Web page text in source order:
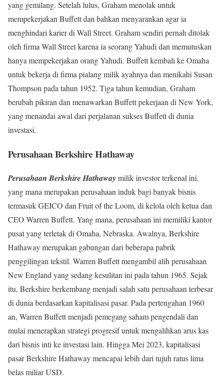
yang gemilang. Setelah lulus, Graham menolak untuk
mempekerjakan Buffett dan bahkan menyarankan agar ia
menghindari karier di Wall Street. Graham sendiri pernah ditolak
oleh firma Wall Street karena ia seorang Yahudi dan memutuskan
hanya mempekerjakan orang Yahudi. Buffett kembali ke Omaha
untuk bekerja di firma pialang milik ayahnya dan menikahi Susan
Thompson pada tahun 1952. Tiga tahun kemudian, Graham
berubah pikiran dan menawarkan Buffett pekerjaan di New York,
yang menandai awal dari perjalanan sukses Buffett di dunia
investasi.
Perusahaan Berkshire Hathaway
Perusahaan Berkshire Hathawaymilik investor terkenal ini,
yang mana merupakan perusahaan induk bagi banyak bisnis
termasuk GEICO dan Fruit of the Loom, di kelola oleh ketua dan
CEO Warren Buffett. Yang mana, perusahaan ini memiliki kantor
pusat yang terletak di Omaha, Nebraska. Awalnya, Berkshire
Hathaway merupakan gabungan dari beberapa pabrik
penggilingan tekstil. Warren Buffett mengambil alih perusahaan
New England yang sedang kesulitan ini pada tahun 1965. Sejak
itu, Berkshire berkembang menjadi salah satu perusahaan terbesar
di dunia berdasarkan kapitalisasi pasar. Pada pertengahan 1960
an, Warren Buffett menjadi pemegang saham pengendali dan
mulai menerapkan strategi progresif untuk mengalihkan arus kas
dari bisnis inti ke investasi lain. Hingga Mei 2023, kapitalisasi
pasar Berkshire Hathaway mencapai lebih dari tujuh ratus lima
belas miliar USD.